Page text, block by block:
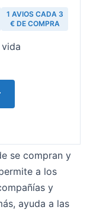
1 AVIOS CADA 3
€ DE COMPRA
se compran y
a los
y
ayuda a las